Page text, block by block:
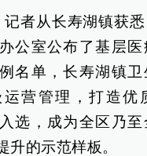
记者从长寿湖镇获
公室公布了基层医
名单，长寿湖镇卫
运营管理，打造优
选，成为全区乃至
升的示范样板。